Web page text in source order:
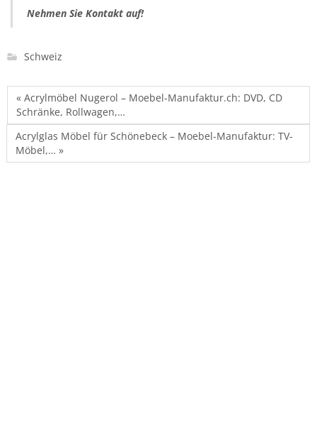
Nehmen Sie Kontakt auf!
Schweiz
« Acrylmöbel Nugerol – Moebel-Manufaktur.ch: DVD, CD
Schränke, Rollwagen,…
Acrylglas Möbel für Schönebeck – Moebel-Manufaktur: TV-
Möbel,… »